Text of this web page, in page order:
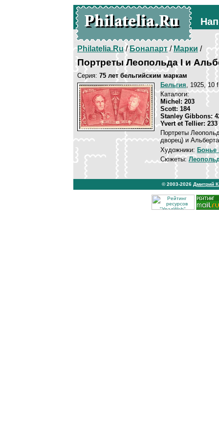
Philatelia.Ru/Бонапарт/Марки /
Портреты Леопольда I и
Серия: 75 лет бельгийским маркам
Бельгия, 1925, 10
Каталоги:
Michel: 203
Scott: 184
Stanley Gibbons:
Yvert et Tellier: 233
Портреты
дворец) и
Художники:
Сюжеты:
© 2003-2026 Дмитрий